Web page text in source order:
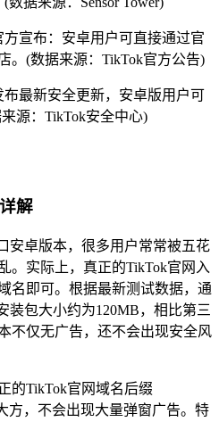
方宣布：安卓用户可直接通过官
。(数据来源：TikTok官方公告)
布最新安全更新，安卓版用户可
源：TikTok安全中心)
解
安卓版本，很多用户常常被五花
。实际上，真正的TikTok官网入
名即可。根据最新测试数据，通
装包大小约为120MB，相比第三
不仅无广告，还不会出现安全风
的TikTok官网域名后缀
方，不会出现大量弹窗广告。特